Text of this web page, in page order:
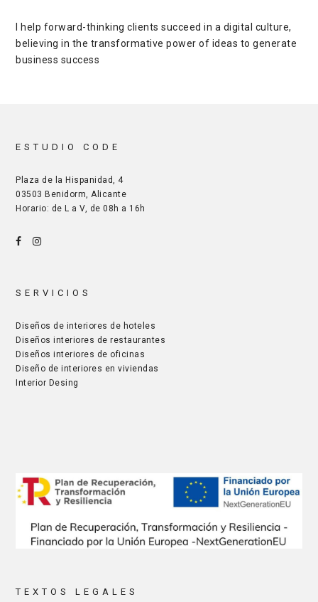
I help forward-thinking clients succeed in a digital culture,
believing in the transformative power of ideas to generate
business success
ESTUDIO CODE
Plaza de la Hispanidad, 4
03503 Benidorm, Alicante
Horario: de L a V, de 08h a 16h
SERVICIOS
Diseños de interiores de hoteles
Diseños interiores de restaurantes
Diseños interiores de oficinas
Diseño de interiores en viviendas
Interior Desing
TEXTOS LEGALES